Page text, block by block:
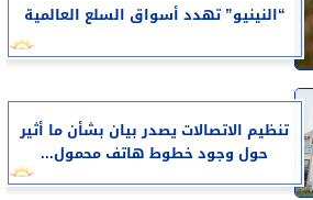
“النينيو” تهدد أسواق السلع العالمية
تنظيم الاتصالات يصدر بيان بشأن ما أثير
حول وجود خطوط هاتف محمول...